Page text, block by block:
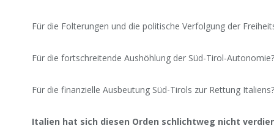
Für die Folterungen und die politische Verfolgung der
Für die fortschreitende Aushöhlung der Süd-Tirol-
Für die finanzielle Ausbeutung Süd-Tirols zur Rettung
Italien hat sich diesen Orden schlichtweg nicht